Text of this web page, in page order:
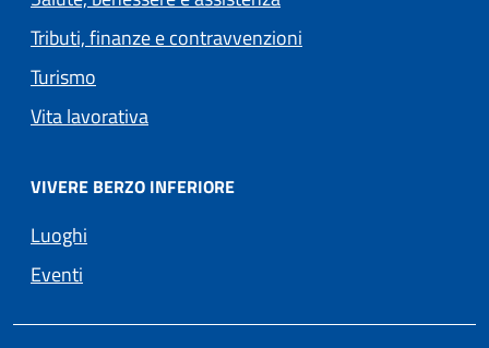
Tributi, finanze e contravvenzioni
Turismo
Vita lavorativa
VIVERE BERZO INFERIORE
Luoghi
Eventi